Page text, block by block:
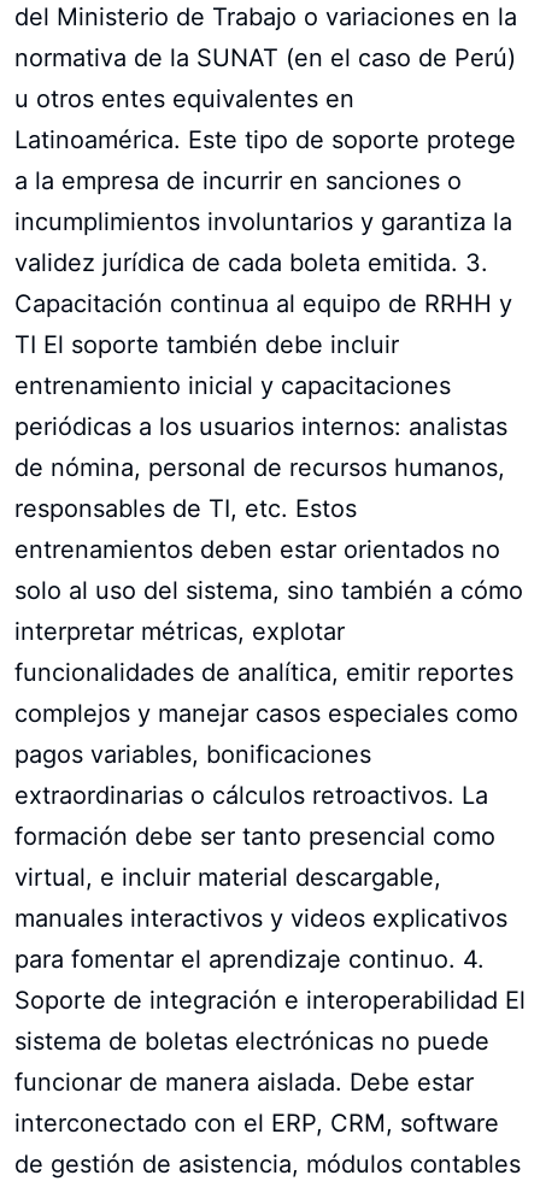
del Ministerio de Trabajo o variaciones en la
normativa de la SUNAT (en el caso de Perú)
u otros entes equivalentes en
Latinoamérica. Este tipo de soporte protege
a la empresa de incurrir en sanciones o
incumplimientos involuntarios y garantiza la
validez jurídica de cada boleta emitida. 3.
Capacitación continua al equipo de RRHH y
TI El soporte también debe incluir
entrenamiento inicial y capacitaciones
periódicas a los usuarios internos: analistas
de nómina, personal de recursos humanos,
responsables de TI, etc. Estos
entrenamientos deben estar orientados no
solo al uso del sistema, sino también a cómo
interpretar métricas, explotar
funcionalidades de analítica, emitir reportes
complejos y manejar casos especiales como
pagos variables, bonificaciones
extraordinarias o cálculos retroactivos. La
formación debe ser tanto presencial como
virtual, e incluir material descargable,
manuales interactivos y videos explicativos
para fomentar el aprendizaje continuo. 4.
Soporte de integración e interoperabilidad El
sistema de boletas electrónicas no puede
funcionar de manera aislada. Debe estar
interconectado con el ERP, CRM, software
de gestión de asistencia, módulos contables